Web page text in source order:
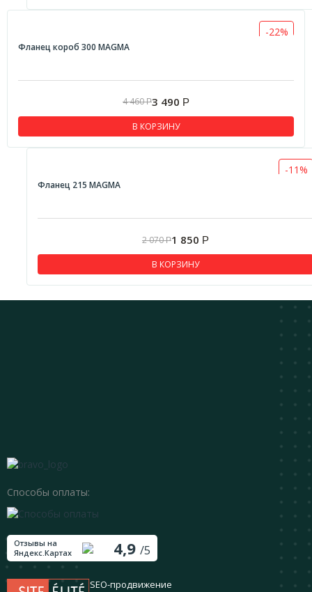
-22%
Фланец короб 300 MAGMA
4 460Р3 490 Р
В КОРЗИНУ
-11%
Фланец 215 MAGMA
2 070Р1 850 Р
В КОРЗИНУ
Способы оплаты:
Отзывы на
Яндекс.Картах
4,9 /5
SEO-продвижение